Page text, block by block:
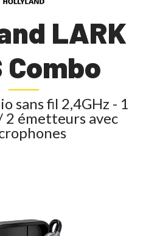
LARK
Combo
sans fil 2,4GHz - 1
2 émetteurs avec